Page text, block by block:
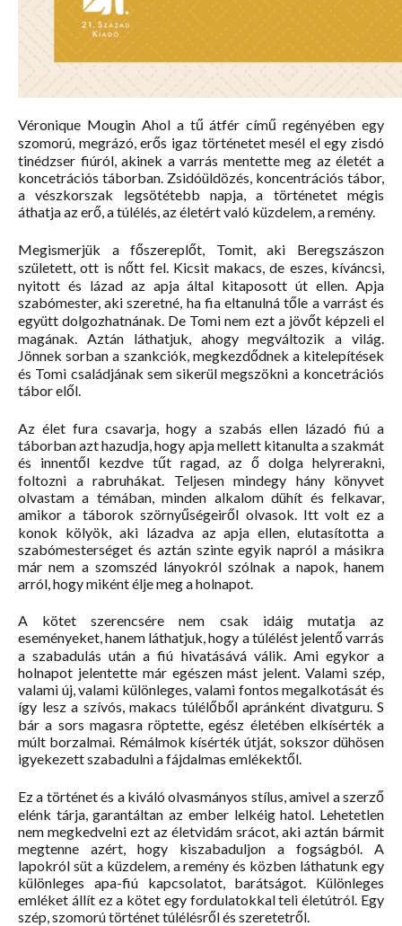
Véronique Mougin Ahol a tű átfér című regényében egy
szomorú, megrázó, erős igaz történetet mesél el egy zisdó
tinédzser fiúról, akinek a varrás mentette meg az életét a
koncetrációs táborban. Zsidóüldözés, koncentrációs tábor,
a vészkorszak legsötétebb napja, a történetet mégis
áthatja az erő, a túlélés, az életért való küzdelem, a remény.
Megismerjük a főszereplőt, Tomit, aki Beregszászon
született, ott is nőtt fel. Kicsit makacs, de eszes, kíváncsi,
nyitott és lázad az apja által kitaposott út ellen. Apja
szabómester, aki szeretné, ha fia eltanulná tőle a varrást és
együtt dolgozhatnának. De Tomi nem ezt a jövőt képzeli el
magának. Aztán láthatjuk, ahogy megváltozik a világ.
Jönnek sorban a szankciók, megkezdődnek a kitelepítések
és Tomi családjának sem sikerül megszökni a koncetrációs
tábor elől.
Az élet fura csavarja, hogy a szabás ellen lázadó fiú a
táborban azt hazudja, hogy apja mellett kitanulta a szakmát
és innentől kezdve tűt ragad, az ő dolga helyrerakni,
foltozni a rabruhákat. Teljesen mindegy hány könyvet
olvastam a témában, minden alkalom dühít és felkavar,
amikor a táborok szörnyűségeiről olvasok. Itt volt ez a
konok kölyök, aki lázadva az apja ellen, elutasította a
szabómesterséget és aztán szinte egyik napról a másikra
már nem a szomszéd lányokról szólnak a napok, hanem
arról, hogy miként élje meg a holnapot.
A kötet szerencsére nem csak idáig mutatja az
eseményeket, hanem láthatjuk, hogy a túlélést jelentő varrás
a szabadulás után a fiú hivatásává válik. Ami egykor a
holnapot jelentette már egészen mást jelent. Valami szép,
valami új, valami különleges, valami fontos megalkotását és
így lesz a szívós, makacs túlélőből apránként divatguru. S
bár a sors magasra röptette, egész életében elkísérték a
múlt borzalmai. Rémálmok kísérték útját, sokszor dühösen
igyekezett szabadulni a fájdalmas emlékektől.
Ez a történet és a kiváló olvasmányos stílus, amivel a szerző
elénk tárja, garantáltan az ember lelkéig hatol. Lehetetlen
nem megkedvelni ezt az életvidám srácot, aki aztán bármit
megtenne azért, hogy kiszabaduljon a fogságból. A
lapokról süt a küzdelem, a remény és közben láthatunk egy
különleges apa-fiú kapcsolatot, barátságot. Különleges
emléket állít ez a kötet egy fordulatokkal teli életútról. Egy
szép, szomorú történet túlélésről és szeretetről.